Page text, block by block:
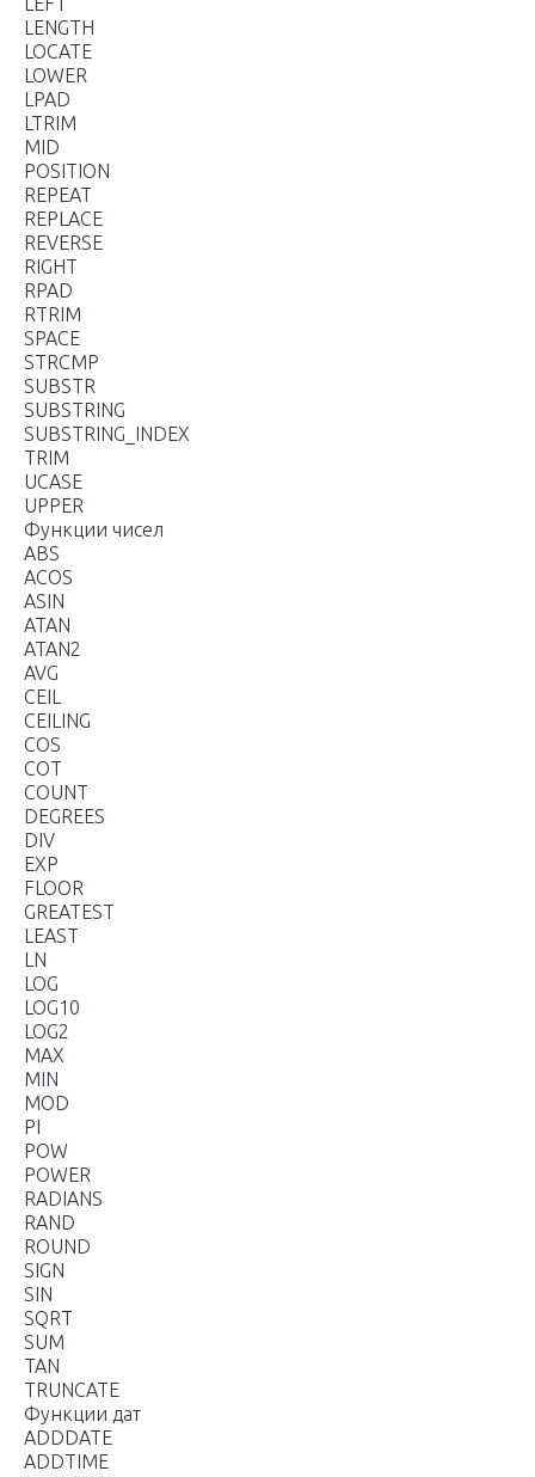
LENGTH
LOCATE
LOWER
LPAD
LTRIM
MID
POSITION
REPEAT
REPLACE
REVERSE
RIGHT
RPAD
RTRIM
SPACE
STRCMP
SUBSTR
SUBSTRING
SUBSTRING_INDEX
TRIM
UCASE
UPPER
Функции чисел
ABS
ACOS
ASIN
ATAN
ATAN2
AVG
CEIL
CEILING
COS
COT
COUNT
DEGREES
DIV
EXP
FLOOR
GREATEST
LEAST
LN
LOG
LOG10
LOG2
MAX
MIN
MOD
PI
POW
POWER
RADIANS
RAND
ROUND
SIGN
SIN
SQRT
SUM
TAN
TRUNCATE
Функции дат
ADDDATE
ADDTIME